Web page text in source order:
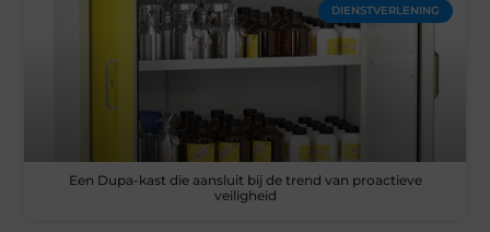
DIENSTVERLENING
Een Dupa-kast die aansluit bij de trend van proactieve
veiligheid